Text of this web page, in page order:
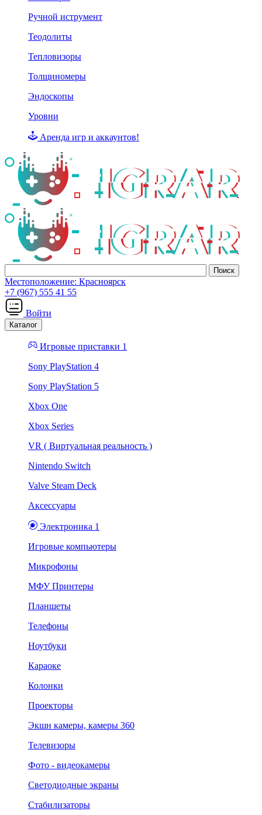
Ручной иструмент
Теодолиты
Тепловизоры
Толщиномеры
Эндоскопы
Уровни
Аренда игр и аккаунтов!
Местоположение: Красноярск
+7 (967) 555 41 55
Войти
Каталог
Игровые приставки 1
Sony PlayStation 4
Sony PlayStation 5
Xbox One
Xbox Series
VR ( Виртуальная реальность )
Nintendo Switch
Valve Steam Deck
Аксессуары
Электроника 1
Игровые компьютеры
Микрофоны
МФУ Принтеры
Планшеты
Телефоны
Ноутбуки
Караоке
Колонки
Проекторы
Экшн камеры, камеры 360
Телевизоры
Фото - видеокамеры
Светодиодные экраны
Стабилизаторы